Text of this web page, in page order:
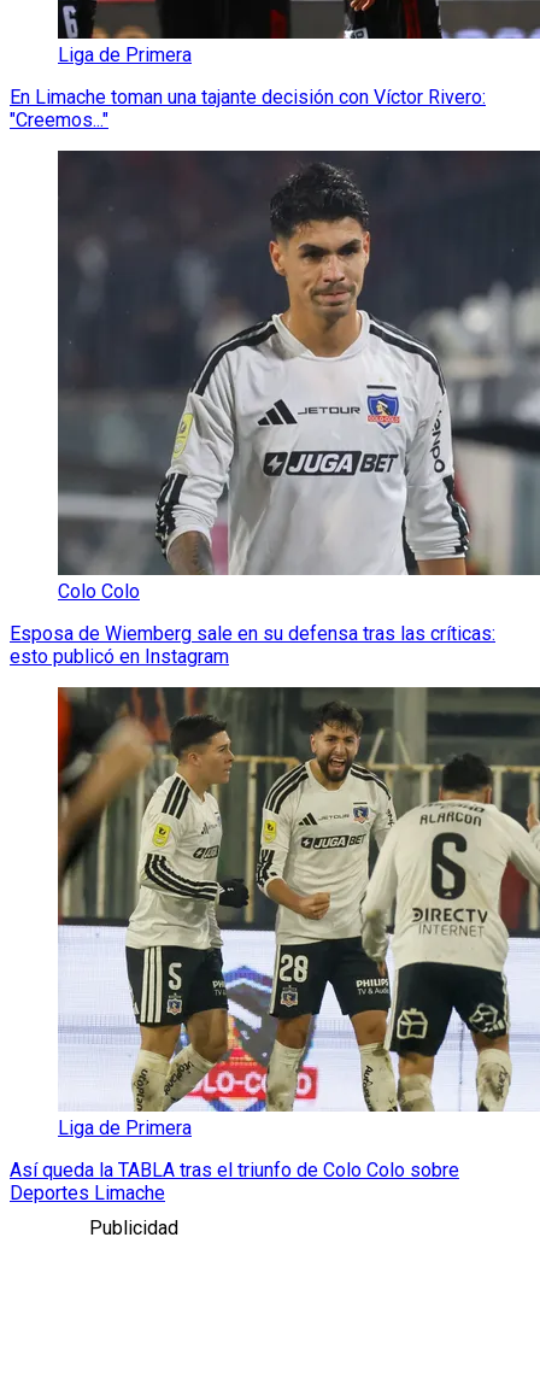
Liga de Primera
En Limache toman una tajante decisión con Víctor Rivero:
"Creemos..."
Colo Colo
Esposa de Wiemberg sale en su defensa tras las críticas:
esto publicó en Instagram
Liga de Primera
Así queda la TABLA tras el triunfo de Colo Colo sobre
Deportes Limache
Publicidad